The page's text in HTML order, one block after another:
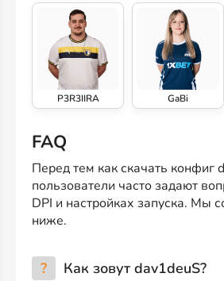
P3R3IIRA GaBi
FAQ
Перед тем как скачать конфиг
пользователи часто задают
DPI и настройках запуска. Мы
ниже.
? Как зовут dav1deuS?